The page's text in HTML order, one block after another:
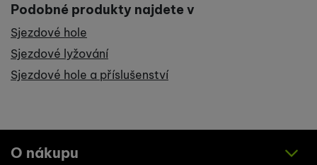
Podobné produkty najdete v
Sjezdové hole
Sjezdové lyžování
Sjezdové hole a příslušenství
O nákupu